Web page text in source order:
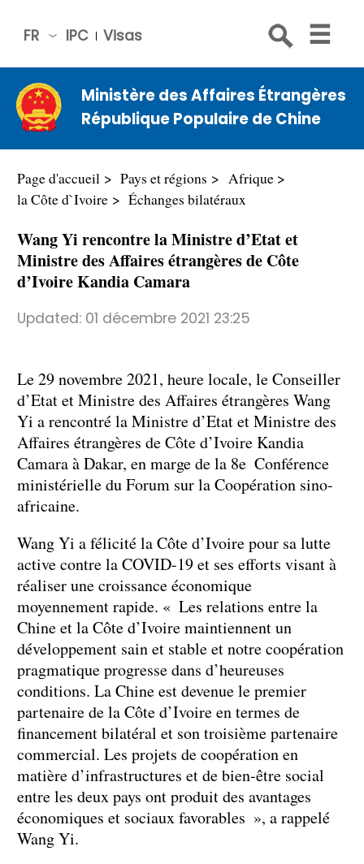
IPC Visas
FR
中文
Engli
sh
Русс
Espa
عربي
Ministère des Affaires Étrangères
République Populaire de Chine
Page d'accueil Pays et régions
Afrique
la Côte d`Ivoire
Échanges bilatéraux
Wang Yi rencontre la Ministre d’Etat et
Ministre des Affaires étrangères de Côte
d’Ivoire Kandia Camara
Updated: 01 décembre 2021 23:25
Le 29 novembre 2021, heure locale, le Conseiller
d’Etat et Ministre des Affaires étrangères Wang
Yi a rencontré la Ministre d’Etat et Ministre des
Affaires étrangères de Côte d’Ivoire Kandia
Camara à Dakar, en marge de la 8e Conférence
ministérielle du Forum sur la Coopération sino-
africaine.
Wang Yi a félicité la Côte d’Ivoire pour sa lutte
active contre la COVID-19 et ses efforts visant à
réaliser une croissance économique
moyennement rapide. « Les relations entre la
Chine et la Côte d’Ivoire maintiennent un
développement sain et stable et notre coopération
pragmatique progresse dans d’heureuses
conditions. La Chine est devenue le premier
partenaire de la Côte d’Ivoire en termes de
financement bilatéral et son troisième partenaire
commercial. Les projets de coopération en
matière d’infrastructures et de bien-être social
entre les deux pays ont produit des avantages
économiques et sociaux favorables », a rappelé
Wang Yi.